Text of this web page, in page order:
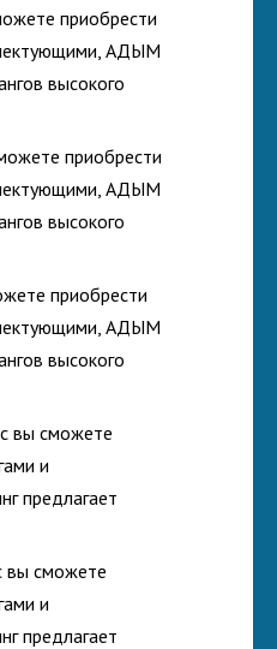
приобрести
АДЫМ
высокого
которыеприобрести
АДЫМ
высокого
которые
приобрести
АДЫМ
высокого
которые
вы сможете
и
предлагает
шлангов
спецами,
задачу.
вы сможете
и
предлагает